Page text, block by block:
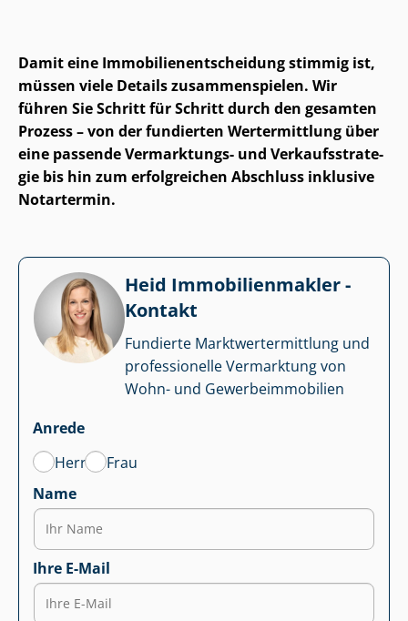
Damit eine Im­mo­bi­li­en­ent­schei­dung stimmig ist,
müssen viele Details zusammenspielen. Wir
führen Sie Schritt für Schritt durch den gesamten
Prozess – von der fundierten Wertermittlung über
eine passende Vermarktungs- und Ver­kaufs­stra­te­
gie bis hin zum erfolgreichen Abschluss inklusive
Notartermin.
Heid Im­mo­bi­li­en­mak­ler -
Kontakt
Fundierte Markt­wert­ermitt­lung und
professionelle Vermarktung von
Wohn- und Ge­wer­be­im­mo­bi­li­en
Anrede
Herr
Frau
Name
Ihre E-Mail